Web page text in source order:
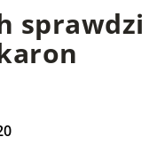
sprawdzi